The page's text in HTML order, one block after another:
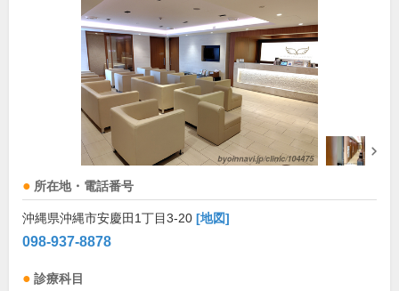
所在地・電話番号
沖縄県沖縄市安慶田1丁目3-20 [地図]
098-937-8878
診療科目